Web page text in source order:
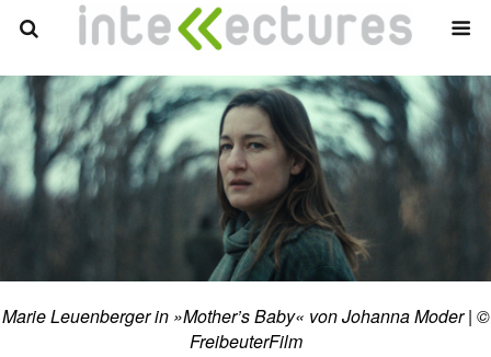
Marie Leuenberger in »Mother’s Baby« von Johanna Moder | ©
FreibeuterFilm